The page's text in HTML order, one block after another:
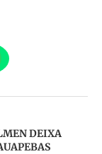
DEIXA